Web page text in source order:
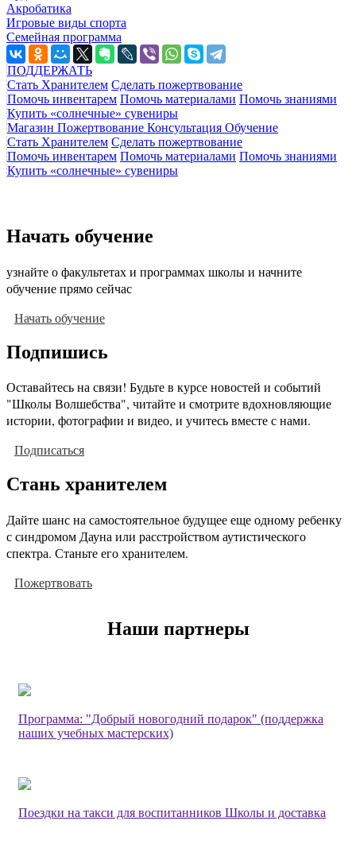
Акробатика
Игровые виды спорта
Семейная программа
ПОДДЕРЖАТЬ
Стать Хранителем Сделать пожертвование
Помочь инвентарем Помочь материалами Помочь знаниями
Купить «солнечные» сувениры
Магазин Пожертвование Консультация Обучение
Стать Хранителем Сделать пожертвование
Помочь инвентарем Помочь материалами Помочь знаниями
Купить «солнечные» сувениры
Начать обучение
узнайте о факультетах и программах школы и начните
обучение прямо сейчас
Начать обучение
Подпишись
Оставайтесь на связи! Будьте в курсе новостей и событий
"Школы Волшебства", читайте и смотрите вдохновляющие
истории, фотографии и видео, и учитесь вместе с нами.
Подписаться
Стань хранителем
Дайте шанс на самостоятельное будущее еще одному ребенку
с синдромом Дауна или расстройством аутистического
спектра. Станьте его хранителем.
Пожертвовать
Наши партнеры
Программа: "Добрый новогодний подарок" (поддержка
наших учебных мастерских)
Поездки на такси для воспитанников Школы и доставка